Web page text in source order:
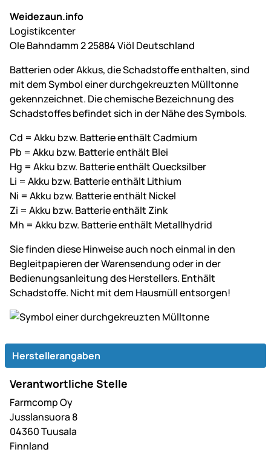
Weidezaun.info
Logistikcenter
Ole Bahndamm 2 25884 Viöl Deutschland
Batterien oder Akkus, die Schadstoffe enthalten, sind
mit dem Symbol einer durchgekreuzten Mülltonne
gekennzeichnet. Die chemische Bezeichnung des
Schadstoffes befindet sich in der Nähe des Symbols.
Cd = Akku bzw. Batterie enthält Cadmium
Pb = Akku bzw. Batterie enthält Blei
Hg = Akku bzw. Batterie enthält Quecksilber
Li = Akku bzw. Batterie enthält Lithium
Ni = Akku bzw. Batterie enthält Nickel
Zi = Akku bzw. Batterie enthält Zink
Mh = Akku bzw. Batterie enthält Metallhydrid
Sie finden diese Hinweise auch noch einmal in den
Begleitpapieren der Warensendung oder in der
Bedienungsanleitung des Herstellers. Enthält
Schadstoffe. Nicht mit dem Hausmüll entsorgen!
Herstellerangaben
Verantwortliche Stelle
Farmcomp Oy
Jusslansuora 8
04360 Tuusala
Finnland